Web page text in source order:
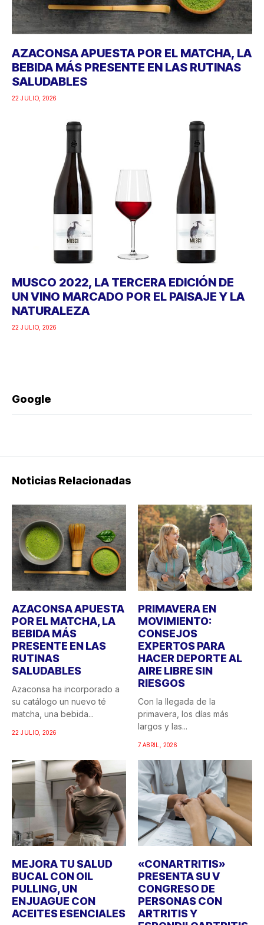
AZACONSA APUESTA POR EL MATCHA, LA
BEBIDA MÁS PRESENTE EN LAS RUTINAS
SALUDABLES
22 JULIO, 2026
MUSCO 2022, LA TERCERA EDICIÓN DE
UN VINO MARCADO POR EL PAISAJE Y LA
NATURALEZA
22 JULIO, 2026
Google
Noticias Relacionadas
AZACONSA APUESTA
POR EL MATCHA, LA
BEBIDA MÁS
PRESENTE EN LAS
RUTINAS
SALUDABLES
Azaconsa ha incorporado a
su catálogo un nuevo té
matcha, una bebida...
22 JULIO, 2026
PRIMAVERA EN
MOVIMIENTO:
CONSEJOS
EXPERTOS PARA
HACER DEPORTE AL
AIRE LIBRE SIN
RIESGOS
Con la llegada de la
primavera, los días más
largos y las...
7 ABRIL, 2026
MEJORA TU SALUD
BUCAL CON OIL
PULLING, UN
ENJUAGUE CON
ACEITES ESENCIALES
«CONARTRITIS»
PRESENTA SU V
CONGRESO DE
PERSONAS CON
ARTRITIS Y